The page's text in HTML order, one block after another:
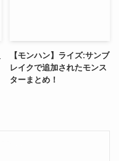
【モンハン】ライズ:サンブ
レイクで追加されたモンス
ターまとめ！